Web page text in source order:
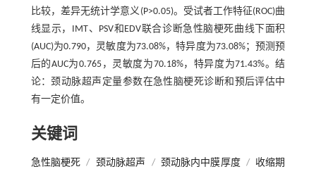
比较，差异无统计学意义(P>0.05)。受试者工作特征(ROC)曲
线显示，IMT、PSV和EDV联合诊断急性脑梗死曲线下面积
(AUC)为0.790，灵敏度为73.08%，特异度为73.08%；预测预
后的AUC为0.765，灵敏度为70.18%，特异度为71.43%。结
论：颈动脉超声定量参数在急性脑梗死诊断和预后评估中
有一定价值。
关键词
急性脑梗死 / 颈动脉超声 / 颈动脉内中膜厚度 / 收缩期